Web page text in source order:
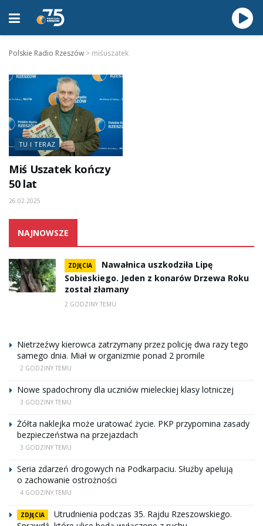
Polskie Radio Rzeszów > miśuszatek
TU I TERAZ
Miś Uszatek kończy
50 lat
26.02.2025
NAJNOWSZE
ZDJĘCIA
Nawałnica uszkodziła Lipę
Sobieskiego. Jeden z konarów Drzewa Roku
został złamany
2 GODZINY TEMU
Nietrzeźwy kierowca zatrzymany przez policję dwa razy tego
samego dnia. Miał w organizmie ponad 2 promile
2 GODZINY TEMU
Nowe spadochrony dla uczniów mieleckiej klasy lotniczej
3 GODZINY TEMU
Żółta naklejka może uratować życie. PKP przypomina zasady
bezpieczeństwa na przejazdach
3 GODZINY TEMU
Seria zdarzeń drogowych na Podkarpaciu. Służby apelują
o zachowanie ostrożności
4 GODZINY TEMU
ZDJĘCIA
Utrudnienia podczas 35. Rajdu Rzeszowskiego.